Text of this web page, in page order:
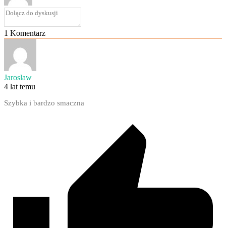
1 Komentarz
Jaroslaw
4 lat temu
Szybka i bardzo smaczna